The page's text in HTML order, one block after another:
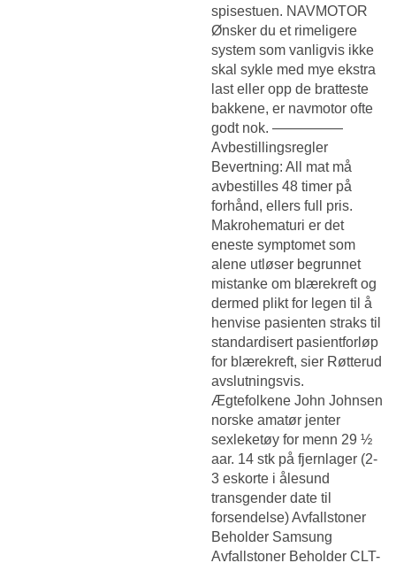
spisestuen. NAVMOTOR
Ønsker du et rimeligere
system som vanligvis ikke
skal sykle med mye ekstra
last eller opp de bratteste
bakkene, er navmotor ofte
godt nok. —————
Avbestillingsregler
Bevertning: All mat må
avbestilles 48 timer på
forhånd, ellers full pris.
Makrohematuri er det
eneste symptomet som
alene utløser begrunnet
mistanke om blærekreft og
dermed plikt for legen til å
henvise pasienten straks til
standardisert pasientforløp
for blærekreft, sier Røtterud
avslutningsvis.
Ægtefolkene John Johnsen
norske amatør jenter
sexleketøy for menn 29 ½
aar. 14 stk på fjernlager (2-
3 eskorte i ålesund
transgender date til
forsendelse) Avfallstoner
Beholder Samsung
Avfallstoner Beholder CLT-